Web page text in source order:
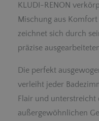
KLUDI-RENON
Mischung aus
zeichnet sich durch
präzise
Die perfekt
verleiht jeder
Flair und unterstreicht
außergewöhnlichen